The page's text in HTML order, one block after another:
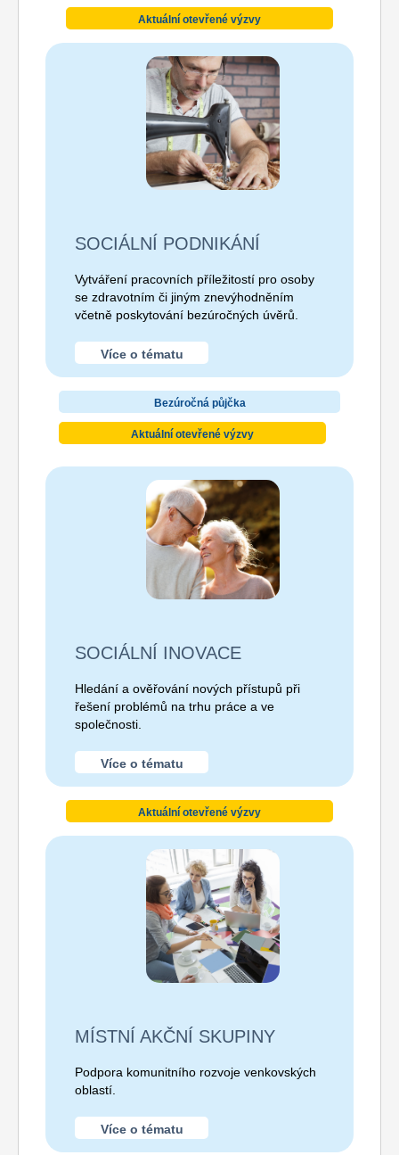
Aktuální otevřené výzvy
SOCIÁLNÍ PODNIKÁNÍ
Vytváření pracovních příležitostí pro osoby
se zdravotním či jiným znevýhodněním
včetně poskytování bezúročných úvěrů.
Více o tématu
Bezúročná půjčka
Aktuální otevřené výzvy
SOCIÁLNÍ INOVACE
Hledání a ověřování nových přístupů při
řešení problémů na trhu práce a ve
společnosti.
Více o tématu
Aktuální otevřené výzvy
MÍSTNÍ AKČNÍ SKUPINY
Podpora komunitního rozvoje venkovských
oblastí.
Více o tématu